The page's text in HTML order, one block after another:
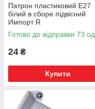
Патрон пластиковий Е27
білий в сборе підвісний
Импорт R
Готово до відправки 73 од.
24 ₴
Купити